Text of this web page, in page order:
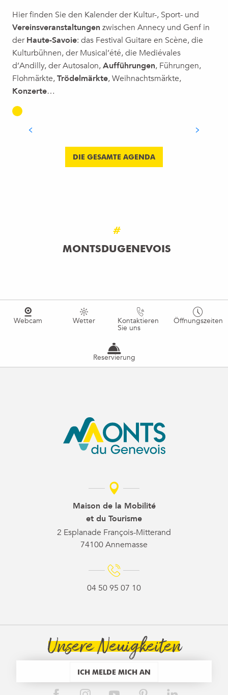
Hier finden Sie den Kalender der Kultur-, Sport- und
Vereinsveranstaltungen zwischen Annecy und Genf in
derHaute-Savoie: das Festival Guitare en Scène, die
Kulturbühnen, der Musical’été, die Mediévales
d’Andilly, der Autosalon,Aufführungen, Führungen,
Flohmärkte,Trödelmärkte, Weihnachtsmärkte,
Konzerte…
FLOHMÄRKTE UND TRÖDELMÄRKTE
IN DER HAUTE-SAVOIE: DER
DIE GESAMTE AGENDA
#
MONTSDUGENEVOIS
Webcam Wetter Kontaktieren
Sie uns
Öffnungszeiten
Reservierung
Maison de la Mobilité
et du Tourisme
2 Esplanade François-Mitterand
74100 Annemasse
04 50 95 07 10
Unsere Neuigkeiten
ICH MELDE MICH AN